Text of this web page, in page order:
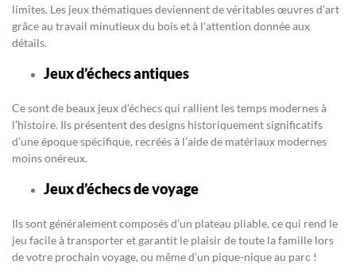
limites. Les jeux thématiques deviennent de véritables œuvres d’art
grâce au travail minutieux du bois et à l’attention donnée aux
détails.
Jeux d’échecs antiques
Ce sont de beaux jeux d’échecs qui rallient les temps modernes à
l’histoire. Ils présentent des designs historiquement significatifs
d’une époque spécifique, recréés à l’aide de matériaux modernes
moins onéreux.
Jeux d’échecs de voyage
Ils sont généralement composés d’un plateau pliable, ce qui rend le
jeu facile à transporter et garantit le plaisir de toute la famille lors
de votre prochain voyage, ou même d’un pique-nique au parc !